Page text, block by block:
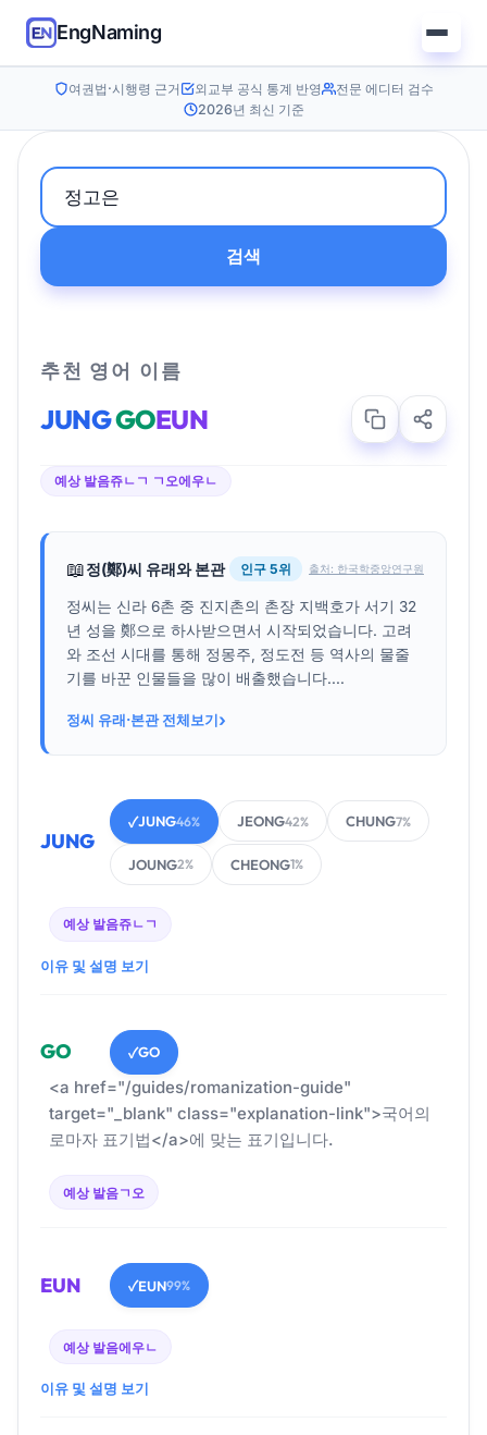
EngNaming
여권법·시행령 근거 외교부 공식 통계 반영
전문 에디터 검수
2026년 최신 기준
검색
추천 영어 이름
JUNGGOEUN
예상 발음쥬ㄴㄱ ㄱ오에우ㄴ
📖정(鄭)씨 유래와 본관 인구 5위 출처: 한국학중앙연구원
정씨는 신라 6촌 중 진지촌의 촌장 지백호가 서기 32
년 성을 鄭으로 하사받으면서 시작되었습니다. 고려
와 조선 시대를 통해 정몽주, 정도전 등 역사의 물줄
기를 바꾼 인물들을 많이 배출했습니다....
정씨 유래·본관 전체보기›
JUNG
✓JUNG46% JEONG42% CHUNG7%
JOUNG2% CHEONG1%
예상 발음쥬ㄴㄱ
이유 및 설명 보기
GO ✓GO
<a href="/guides/romanization-guide"
target="_blank" class="explanation-link">국어의
로마자 표기법</a>에 맞는 표기입니다.
예상 발음ㄱ오
EUN ✓EUN99%
예상 발음에우ㄴ
이유 및 설명 보기